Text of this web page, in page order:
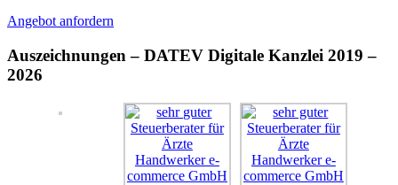
Angebot anfordern
Auszeichnungen – DATEV Digitale Kanzlei 2019 –
2026